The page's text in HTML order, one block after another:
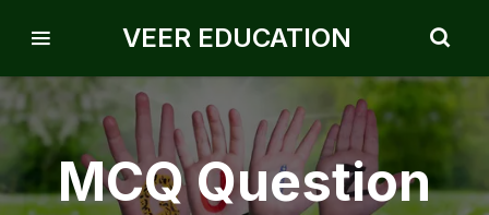
VEER EDUCATION
MCQ Question